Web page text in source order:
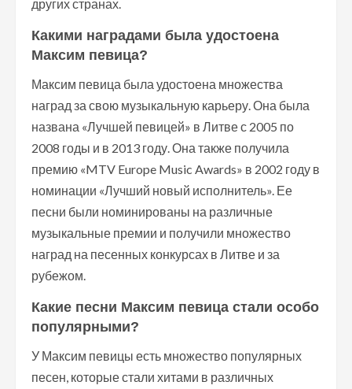
других странах.
Какими наградами была удостоена
Максим певица?
Максим певица была удостоена множества
наград за свою музыкальную карьеру. Она была
названа «Лучшей певицей» в Литве с 2005 по
2008 годы и в 2013 году. Она также получила
премию «MTV Europe Music Awards» в 2002 году в
номинации «Лучший новый исполнитель». Ее
песни были номинированы на различные
музыкальные премии и получили множество
наград на песенных конкурсах в Литве и за
рубежом.
Какие песни Максим певица стали особо
популярными?
У Максим певицы есть множество популярных
песен, которые стали хитами в различных